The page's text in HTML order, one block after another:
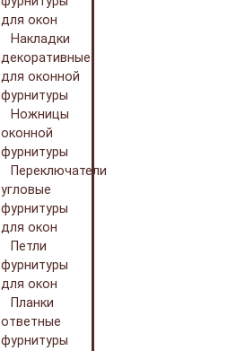
для окон
Накладки
декоративные
для оконной
фурнитуры
Ножницы
оконной
фурнитуры
Переключатели
угловые
фурнитуры
для окон
Петли
фурнитуры
для окон
Планки
ответные
фурнитуры